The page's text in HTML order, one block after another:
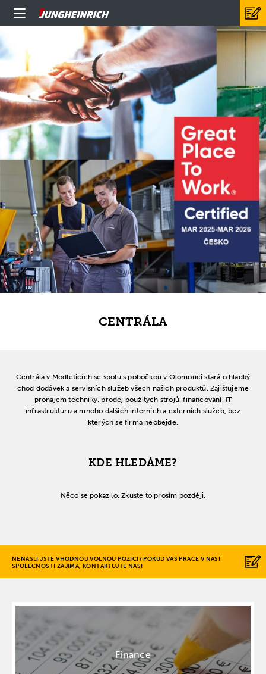
CENTRÁLA
Centrála v Modleticích se spolu s pobočkou v Olomouci stará o hladký
chod dodávek a servisních služeb všech našich produktů. Zajišťujeme
pronájem techniky, prodej použitých strojů, financování, IT
infrastrukturu a mnoho dalších interních a externích služeb, bez
kterých se firma neobejde.
KDE HLEDÁME?
Něco se pokazilo. Zkuste to prosím později.
NENAŠLI JSTE VHODNOU VOLNOU POZICI? POKUD VÁS PRÁCE V NAŠÍ
SPOLEČNOSTI ZAJÍMÁ, KONTAKTUJTE NÁS!
Finance